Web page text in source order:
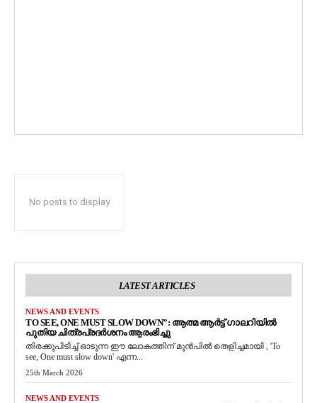
No posts to display
LATEST ARTICLES
NEWS AND EVENTS
TO SEE, ONE MUST SLOW DOWN”: ആത്മ ആർട്ട് ഗാലറിയിൽ
പുതിയ ചിത്രപ്രദർശനം ആരംഭിച്ചു
തിരക്കുപിടിച്ച് ഓടുന്ന ഈ ലോകത്തിന് മുൻപിൽ തെളിച്ചമായി , 'To
see, One must slow down' എന്ന...
25th March 2026
NEWS AND EVENTS